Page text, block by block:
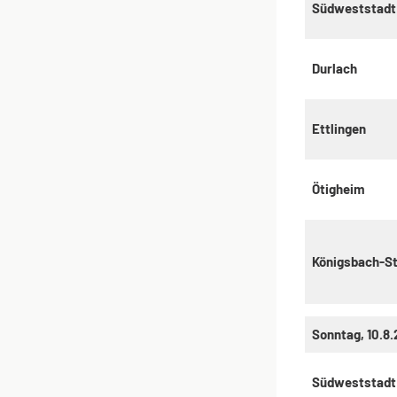
Südweststadt
Durlach
Ettlingen
Ötigheim
Königsbach-
Sonntag,
Südweststadt